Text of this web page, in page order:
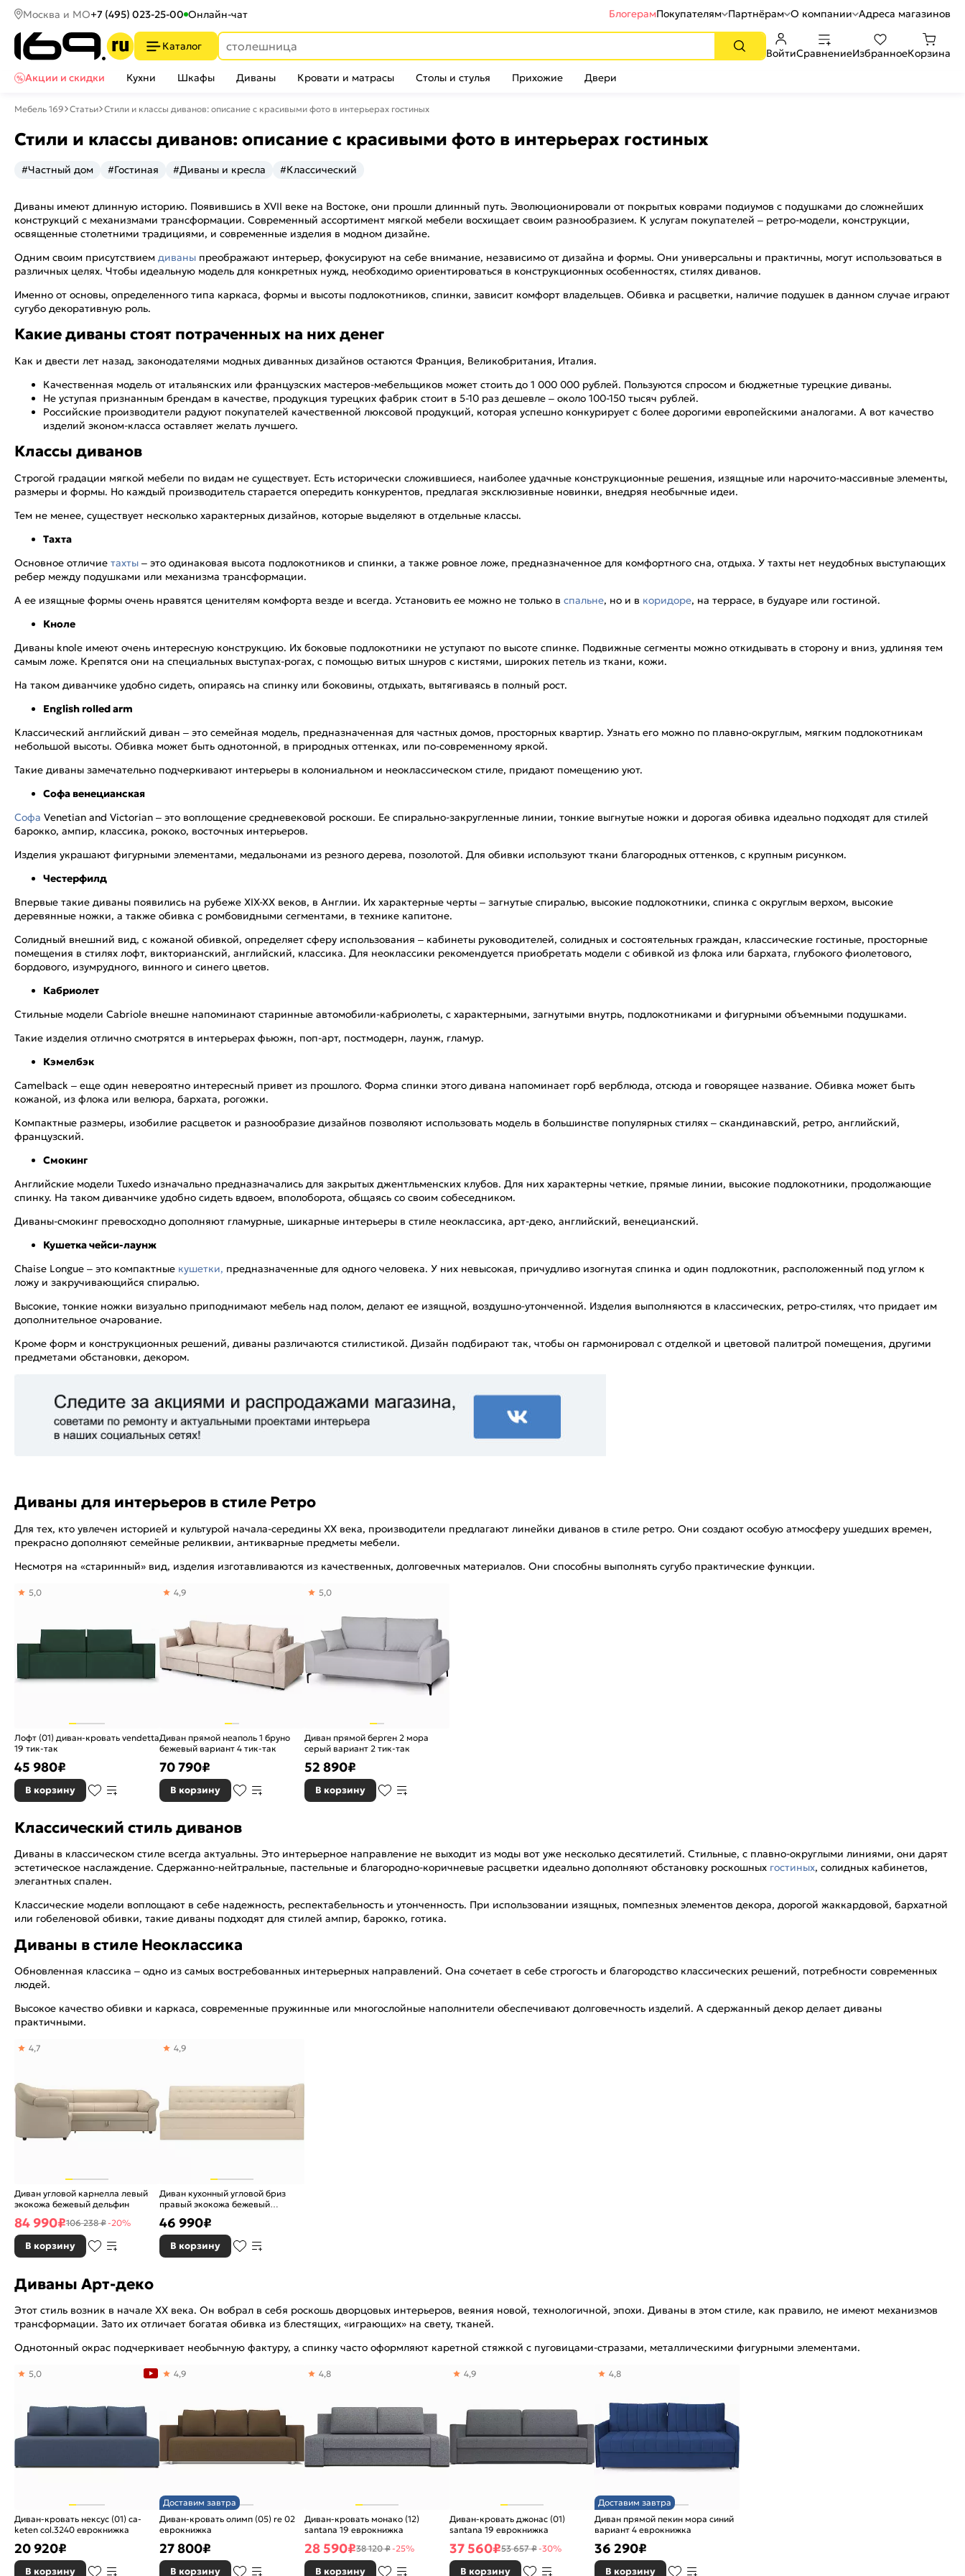
Москва и МО+7 (495) 023-25-00 Онлайн-чат БлогерамПокупателям Партнёрам О компании Адреса магазинов
Каталог
ВойтиСравнениеИзбранноеКорзина
Акции и скидки
Кухни Шкафы Диваны Кровати и матрасы Столы и стулья Прихожие Двери
Мебель 169 Статьи Стили и классы диванов: описание с красивыми фото в интерьерах гостиных
Стили и классы диванов: описание с красивыми фото в интерьерах гостиных
#Частный дом #Гостиная #Диваны и кресла #Классический
Диваны имеют длинную историю. Появившись в XVII веке на Востоке, они прошли длинный путь. Эволюционировали от покрытых коврами подиумов с подушками до сложнейших
конструкций с механизмами трансформации. Современный ассортимент мягкой мебели восхищает своим разнообразием. К услугам покупателей – ретро-модели, конструкции,
освященные столетними традициями, и современные изделия в модном дизайне.
Одним своим присутствием диваны преображают интерьер, фокусируют на себе внимание, независимо от дизайна и формы. Они универсальны и практичны, могут использоваться в
различных целях. Чтобы идеальную модель для конкретных нужд, необходимо ориентироваться в конструкционных особенностях, стилях диванов.
Именно от основы, определенного типа каркаса, формы и высоты подлокотников, спинки, зависит комфорт владельцев. Обивка и расцветки, наличие подушек в данном случае играют
сугубо декоративную роль.
Какие диваны стоят потраченных на них денег
Как и двести лет назад, законодателями модных диванных дизайнов остаются Франция, Великобритания, Италия.
Качественная модель от итальянских или французских мастеров-мебельщиков может стоить до 1 000 000 рублей. Пользуются спросом и бюджетные турецкие диваны.
Не уступая признанным брендам в качестве, продукция турецких фабрик стоит в 5-10 раз дешевле – около 100-150 тысяч рублей.
Российские производители радуют покупателей качественной люксовой продукций, которая успешно конкурирует с более дорогими европейскими аналогами. А вот качество
изделий эконом-класса оставляет желать лучшего.
Классы диванов
Строгой градации мягкой мебели по видам не существует. Есть исторически сложившиеся, наиболее удачные конструкционные решения, изящные или нарочито-массивные элементы,
размеры и формы. Но каждый производитель старается опередить конкурентов, предлагая эксклюзивные новинки, внедряя необычные идеи.
Тем не менее, существует несколько характерных дизайнов, которые выделяют в отдельные классы.
Тахта
Основное отличие тахты – это одинаковая высота подлокотников и спинки, а также ровное ложе, предназначенное для комфортного сна, отдыха. У тахты нет неудобных выступающих
ребер между подушками или механизма трансформации.
А ее изящные формы очень нравятся ценителям комфорта везде и всегда. Установить ее можно не только в спальне, но и в коридоре, на террасе, в будуаре или гостиной.
Кноле
Диваны knole имеют очень интересную конструкцию. Их боковые подлокотники не уступают по высоте спинке. Подвижные сегменты можно откидывать в сторону и вниз, удлиняя тем
самым ложе. Крепятся они на специальных выступах-рогах, с помощью витых шнуров с кистями, широких петель из ткани, кожи.
На таком диванчике удобно сидеть, опираясь на спинку или боковины, отдыхать, вытягиваясь в полный рост.
English rolled arm
Классический английский диван – это семейная модель, предназначенная для частных домов, просторных квартир. Узнать его можно по плавно-округлым, мягким подлокотникам
небольшой высоты. Обивка может быть однотонной, в природных оттенках, или по-современному яркой.
Такие диваны замечательно подчеркивают интерьеры в колониальном и неоклассическом стиле, придают помещению уют.
Софа венецианская
Софа Venetian and Victorian – это воплощение средневековой роскоши. Ее спирально-закругленные линии, тонкие выгнутые ножки и дорогая обивка идеально подходят для стилей
барокко, ампир, классика, рококо, восточных интерьеров.
Изделия украшают фигурными элементами, медальонами из резного дерева, позолотой. Для обивки используют ткани благородных оттенков, с крупным рисунком.
Честерфилд
Впервые такие диваны появились на рубеже XIX-XX веков, в Англии. Их характерные черты – загнутые спиралью, высокие подлокотники, спинка с округлым верхом, высокие
деревянные ножки, а также обивка с ромбовидными сегментами, в технике капитоне.
Солидный внешний вид, с кожаной обивкой, определяет сферу использования – кабинеты руководителей, солидных и состоятельных граждан, классические гостиные, просторные
помещения в стилях лофт, викторианский, английский, классика. Для неоклассики рекомендуется приобретать модели с обивкой из флока или бархата, глубокого фиолетового,
бордового, изумрудного, винного и синего цветов.
Кабриолет
Стильные модели Cabriole внешне напоминают старинные автомобили-кабриолеты, с характерными, загнутыми внутрь, подлокотниками и фигурными объемными подушками.
Такие изделия отлично смотрятся в интерьерах фьюжн, поп-арт, постмодерн, лаунж, гламур.
Кэмелбэк
Camelback – еще один невероятно интересный привет из прошлого. Форма спинки этого дивана напоминает горб верблюда, отсюда и говорящее название. Обивка может быть
кожаной, из флока или велюра, бархата, рогожки.
Компактные размеры, изобилие расцветок и разнообразие дизайнов позволяют использовать модель в большинстве популярных стилях – скандинавский, ретро, английский,
французский.
Смокинг
Английские модели Tuxedo изначально предназначались для закрытых джентльменских клубов. Для них характерны четкие, прямые линии, высокие подлокотники, продолжающие
спинку. На таком диванчике удобно сидеть вдвоем, вполоборота, общаясь со своим собеседником.
Диваны-смокинг превосходно дополняют гламурные, шикарные интерьеры в стиле неоклассика, арт-деко, английский, венецианский.
Кушетка чейси-лаунж
Chaise Longue – это компактные кушетки, предназначенные для одного человека. У них невысокая, причудливо изогнутая спинка и один подлокотник, расположенный под углом к
ложу и закручивающийся спиралью.
Высокие, тонкие ножки визуально приподнимают мебель над полом, делают ее изящной, воздушно-утонченной. Изделия выполняются в классических, ретро-стилях, что придает им
дополнительное очарование.
Кроме форм и конструкционных решений, диваны различаются стилистикой. Дизайн подбирают так, чтобы он гармонировал с отделкой и цветовой палитрой помещения, другими
предметами обстановки, декором.
Диваны для интерьеров в стиле Ретро
Для тех, кто увлечен историей и культурой начала-середины XX века, производители предлагают линейки диванов в стиле ретро. Они создают особую атмосферу ушедших времен,
прекрасно дополняют семейные реликвии, антикварные предметы мебели.
Несмотря на «старинный» вид, изделия изготавливаются из качественных, долговечных материалов. Они способны выполнять сугубо практические функции.
Лофт (01) диван-кровать vendetta
19 тик-так
5,0
45 980₽
В корзину
Диван прямой неаполь 1 бруно
бежевый вариант 4 тик-так
4,9
70 790₽
В корзину
Диван прямой берген 2 мора
серый вариант 2 тик-так
5,0
52 890₽
В корзину
Классический стиль диванов
Диваны в классическом стиле всегда актуальны. Это интерьерное направление не выходит из моды вот уже несколько десятилетий. Стильные, с плавно-округлыми линиями, они дарят
эстетическое наслаждение. Сдержанно-нейтральные, пастельные и благородно-коричневые расцветки идеально дополняют обстановку роскошных гостиных, солидных кабинетов,
элегантных спален.
Классические модели воплощают в себе надежность, респектабельность и утонченность. При использовании изящных, помпезных элементов декора, дорогой жаккардовой, бархатной
или гобеленовой обивки, такие диваны подходят для стилей ампир, барокко, готика.
Диваны в стиле Неоклассика
Обновленная классика – одно из самых востребованных интерьерных направлений. Она сочетает в себе строгость и благородство классических решений, потребности современных
людей.
Высокое качество обивки и каркаса, современные пружинные или многослойные наполнители обеспечивают долговечность изделий. А сдержанный декор делает диваны
практичными.
Диван угловой карнелла левый
экокожа бежевый дельфин
4,7
84 990₽106 238 ₽-20%
В корзину
Диван кухонный угловой бриз
правый экокожа бежевый
4,9
46 990₽
В корзину
Диваны Арт-деко
Этот стиль возник в начале XX века. Он вобрал в себя роскошь дворцовых интерьеров, веяния новой, технологичной, эпохи. Диваны в этом стиле, как правило, не имеют механизмов
трансформации. Зато их отличает богатая обивка из блестящих, «играющих» на свету, тканей.
Однотонный окрас подчеркивает необычную фактуру, а спинку часто оформляют каретной стяжкой с пуговицами-стразами, металлическими фигурными элементами.
Диван-кровать нексус (01) ca-
keten col.3240 еврокнижка
5,0
20 920₽
В корзину
Доставим завтра
Диван-кровать олимп (05) re 02
еврокнижка
4,9
27 800₽
В корзину
Диван-кровать монако (12)
santana 19 еврокнижка
4,8
28 590₽38 120 ₽-25%
В корзину
Диван-кровать джонас (01)
santana 19 еврокнижка
4,9
37 560₽53 657 ₽-30%
В корзину
Доставим завтра
Диван прямой пекин мора синий
вариант 4 еврокнижка
4,8
36 290₽
В корзину